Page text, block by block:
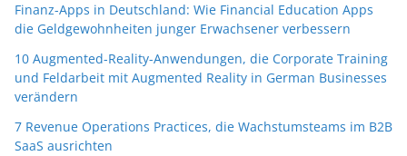
Finanz-Apps in Deutschland: Wie Financial Education Apps
die Geldgewohnheiten junger Erwachsener verbessern
10 Augmented-Reality-Anwendungen, die Corporate Training
und Feldarbeit mit Augmented Reality in German Businesses
verändern
7 Revenue Operations Practices, die Wachstumsteams im B2B
SaaS ausrichten